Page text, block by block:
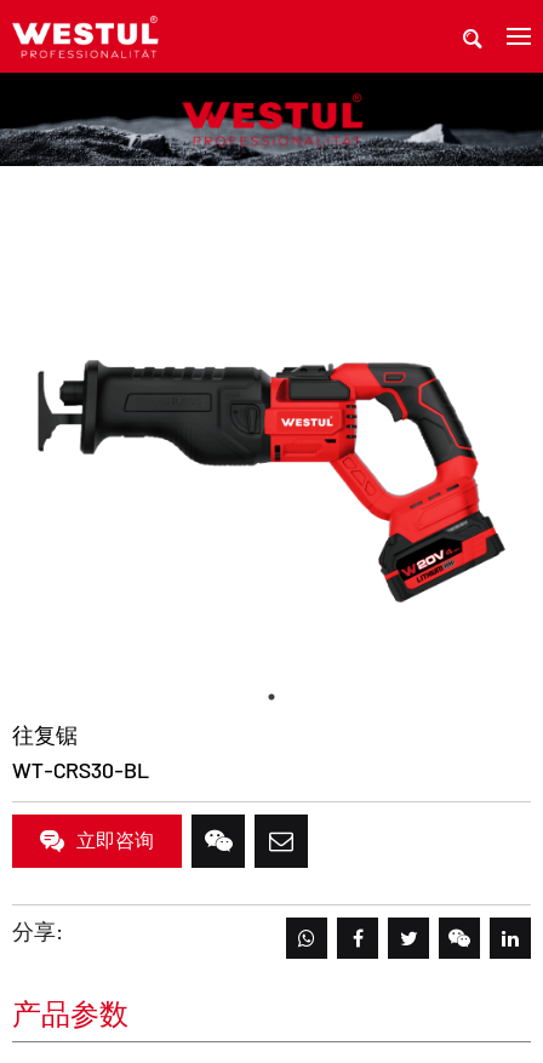
往复锯
WT-CRS30-BL
立即咨询
分享:
产品参数